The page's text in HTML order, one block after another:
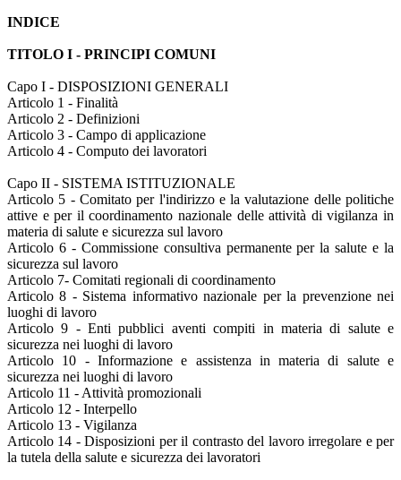
INDICE
TITOLO I - PRINCIPI COMUNI
Capo I - DISPOSIZIONI GENERALI
Articolo 1 - Finalità
Articolo 2 - Definizioni
Articolo 3 - Campo di applicazione
Articolo 4 - Computo dei lavoratori
Capo II - SISTEMA ISTITUZIONALE
Articolo 5 - Comitato per l'indirizzo e la valutazione delle politiche
attive e per il coordinamento nazionale delle attività di vigilanza in
materia di salute e sicurezza sul lavoro
Articolo 6 - Commissione consultiva permanente per la salute e la
sicurezza sul lavoro
Articolo 7- Comitati regionali di coordinamento
Articolo 8 - Sistema informativo nazionale per la prevenzione nei
luoghi di lavoro
Articolo 9 - Enti pubblici aventi compiti in materia di salute e
sicurezza nei luoghi di lavoro
Articolo 10 - Informazione e assistenza in materia di salute e
sicurezza nei luoghi di lavoro
Articolo 11 - Attività promozionali
Articolo 12 - Interpello
Articolo 13 - Vigilanza
Articolo 14 - Disposizioni per il contrasto del lavoro irregolare e per
la tutela della salute e sicurezza dei lavoratori